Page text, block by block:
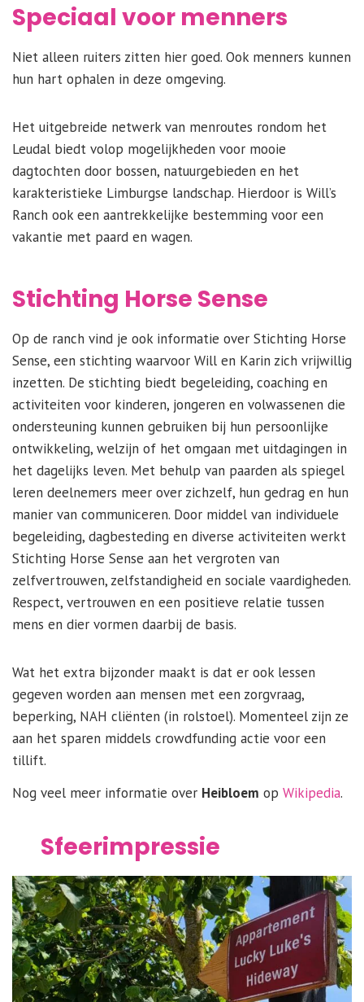
Speciaal voor menners
Niet alleen ruiters zitten hier goed. Ook menners kunnen
hun hart ophalen in deze omgeving.
Het uitgebreide netwerk van menroutes rondom het
Leudal biedt volop mogelijkheden voor mooie
dagtochten door bossen, natuurgebieden en het
karakteristieke Limburgse landschap. Hierdoor is Will’s
Ranch ook een aantrekkelijke bestemming voor een
vakantie met paard en wagen.
Stichting Horse Sense
Op de ranch vind je ook informatie over Stichting Horse
Sense, een stichting waarvoor Will en Karin zich vrijwillig
inzetten. De stichting biedt begeleiding, coaching en
activiteiten voor kinderen, jongeren en volwassenen die
ondersteuning kunnen gebruiken bij hun persoonlijke
ontwikkeling, welzijn of het omgaan met uitdagingen in
het dagelijks leven. Met behulp van paarden als spiegel
leren deelnemers meer over zichzelf, hun gedrag en hun
manier van communiceren. Door middel van individuele
begeleiding, dagbesteding en diverse activiteiten werkt
Stichting Horse Sense aan het vergroten van
zelfvertrouwen, zelfstandigheid en sociale vaardigheden.
Respect, vertrouwen en een positieve relatie tussen
mens en dier vormen daarbij de basis.
Wat het extra bijzonder maakt is dat er ook lessen
gegeven worden aan mensen met een zorgvraag,
beperking, NAH cliënten (in rolstoel). Momenteel zijn ze
aan het sparen middels crowdfunding actie voor een
tillift.
Nog veel meer informatie over Heibloem op Wikipedia.
Sfeerimpressie